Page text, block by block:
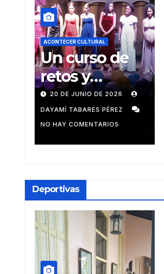
ACONTECER CULTURAL
Un curso de
retos y
emociones
20 DE JUNIO DE 2026
DAYAMÍ TABARES PÉREZ
NO HAY COMENTARIOS
Deportivas